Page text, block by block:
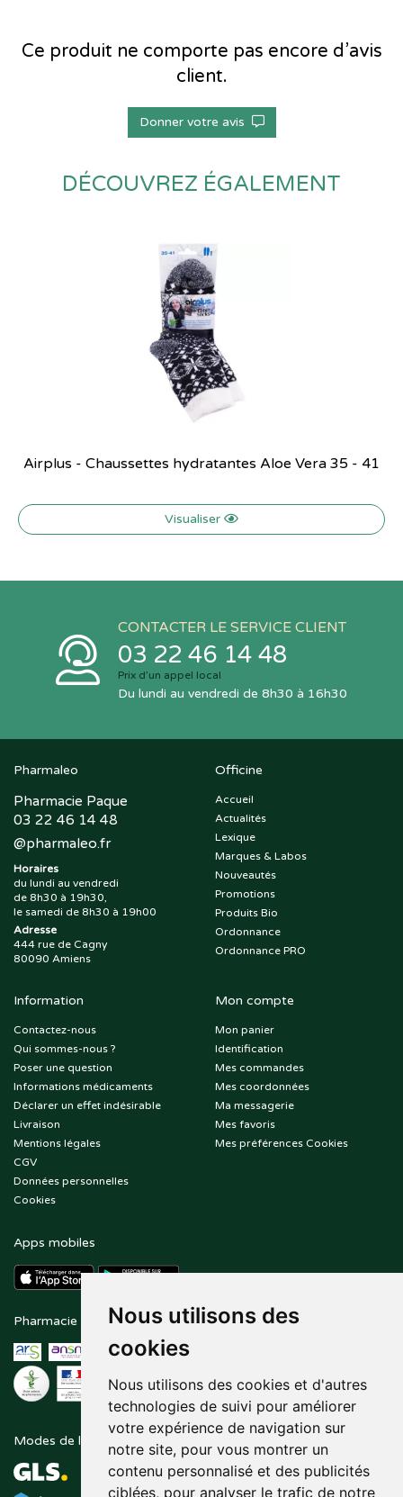
Nous utilisons des
cookies
Nous utilisons des cookies et d'autres
technologies de suivi pour améliorer
votre expérience de navigation sur
notre site, pour vous montrer un
contenu personnalisé et des publicités
ciblées, pour analyser le trafic de notre
Ce produit ne comporte pas encore d’avis
client.
Donner votre avis
DÉCOUVREZ ÉGALEMENT
Airplus - Chaussettes hydratantes Aloe Vera 35 - 41
Visualiser
CONTACTER LE SERVICE CLIENT
03 22 46 14 48
Prix d’un appel local
Du lundi au vendredi de 8h30 à 16h30
Pharmaleo
Pharmacie Paque
03 22 46 14 48
@pharmaleo.fr
Horaires
du lundi au vendredi
de 8h30 à 19h30,
le samedi de 8h30 à 19h00
Adresse
444 rue de Cagny
80090 Amiens
Officine
Accueil
Actualités
Lexique
Marques & Labos
Nouveautés
Promotions
Produits Bio
Ordonnance
Ordonnance PRO
Information
Contactez-nous
Qui sommes-nous ?
Poser une question
Informations médicaments
Déclarer un effet indésirable
Livraison
Mentions légales
CGV
Données personnelles
Cookies
Mon compte
Mon panier
Identification
Mes commandes
Mes coordonnées
Ma messagerie
Mes favoris
Mes préférences Cookies
Apps mobiles
Pharmacie en ligne agréée Paiement sécurisé
Modes de livraison Suivez-nous sur